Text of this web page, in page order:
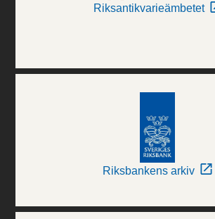
Riksantikvarieämbetet
Riksbankens arkiv